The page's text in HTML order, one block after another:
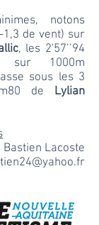
notons
1,3 de vent) sur
, les 2'57’’94
sur 1000m
sous les 3
de Lylian
Bastien Lacoste